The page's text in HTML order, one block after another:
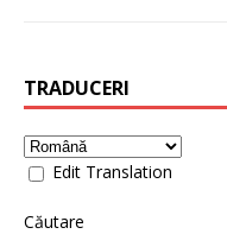
TRADUCERI
Edit Translation
Căutare